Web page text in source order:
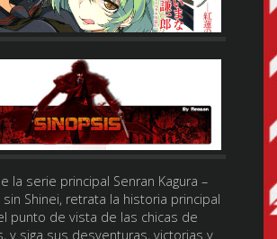
la serie principal Senran Kagura –
sin Shinei, retrata la historia principal
punto de vista de las chicas de
y siga sus desventuras, victorias y